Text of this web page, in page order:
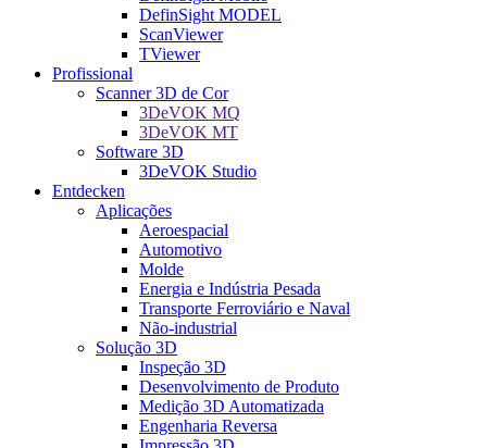
DefinSight MODEL
ScanViewer
TViewer
Profissional
Scanner 3D de Cor
3DeVOK MQ
3DeVOK MT
Software 3D
3DeVOK Studio
Entdecken
Aplicações
Aeroespacial
Automotivo
Molde
Energia e Indústria Pesada
Transporte Ferroviário e Naval
Não-industrial
Solução 3D
Inspeção 3D
Desenvolvimento de Produto
Medição 3D Automatizada
Engenharia Reversa